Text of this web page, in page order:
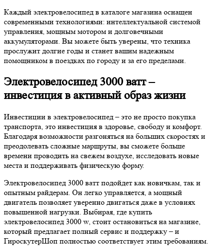
Каждый электровелосипед в каталоге магазина оснащен
современными технологиями: интеллектуальной системой
управления, мощным мотором и долговечными
аккумуляторами. Вы можете быть уверены, что техника
прослужит долгие годы и станет вашим надежным
помощником в поездках по городу и за его пределами.
Электровелосипед 3000 ватт –
инвестиция в активный образ жизни
Инвестиции в электровелосипед – это не просто покупка
транспорта, это инвестиция в здоровье, свободу и комфорт.
Благодаря возможности разгоняться на больших скоростях и
преодолевать сложные маршруты, вы сможете больше
времени проводить на свежем воздухе, исследовать новые
места и поддерживать физическую форму.
Электровелосипед 3000 ватт подойдет как новичкам, так и
опытным райдерам. Он легко управляется, а мощный
двигатель позволяет уверенно двигаться даже в условиях
повышенной нагрузки. Выбирая, где купить
электровелосипед 3000 w, стоит остановиться на магазине,
который предлагает полный сервис и поддержку – и
ГироскутерШоп полностью соответствует этим требованиям.